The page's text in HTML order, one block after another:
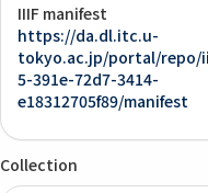
IIIF manifest
https://da.dl.itc.u-
tokyo.ac.jp/portal/repo/
5-391e-72d7-3414-
e18312705f89/manifest
Collection